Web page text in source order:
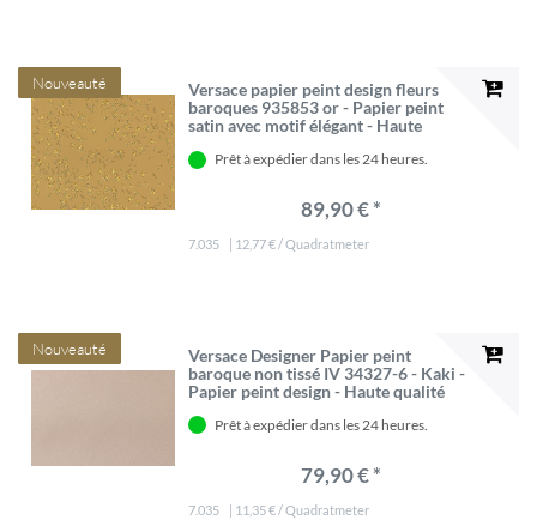
Nouveauté
Versace papier peint design fleurs
baroques 935853 or - Papier peint
satin avec motif élégant - Haute
Prêt à expédier dans les 24 heures.
89,90 € *
7.035 | 12,77 € / Quadratmeter
Nouveauté
Versace Designer Papier peint
baroque non tissé IV 34327-6 - Kaki -
Papier peint design - Haute qualité
Prêt à expédier dans les 24 heures.
79,90 € *
7.035 | 11,35 € / Quadratmeter